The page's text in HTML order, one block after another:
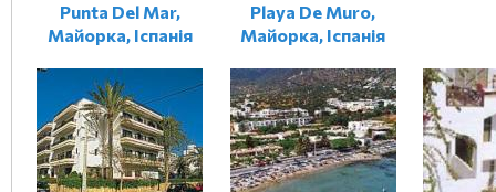
Punta Del Mar,
Майорка, Іспанія
Playa De Muro,
Майорка, Іспанія